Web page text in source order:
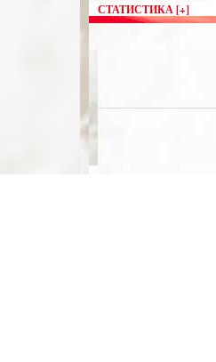
СТАТИСТИКА [+]